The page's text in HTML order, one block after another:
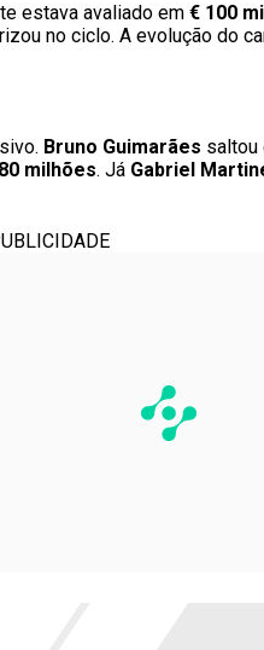
estava avaliado em € 100
no ciclo. A evolução do
Bruno Guimarães saltou
milhões. Já Gabriel